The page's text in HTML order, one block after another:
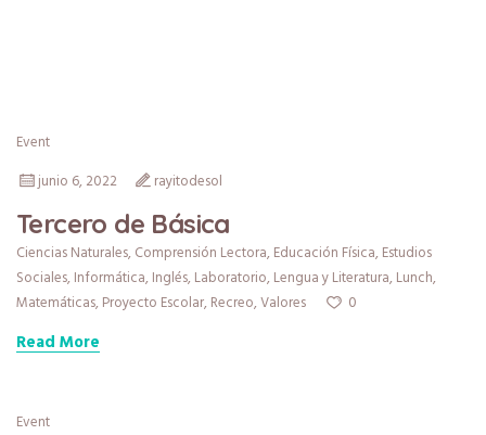
Event
junio 6, 2022
rayitodesol
Tercero de Básica
Ciencias Naturales,Comprensión Lectora,Educación Física,Estudios
Sociales,Informática,Inglés,Laboratorio,Lengua y Literatura,Lunch,
Matemáticas,Proyecto Escolar,Recreo,Valores 0
Read More
Event